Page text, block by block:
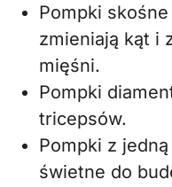
Pompki
zmieniają kąt i
mięśni.
Pompki
tricepsów.
Pompki z
świetne do